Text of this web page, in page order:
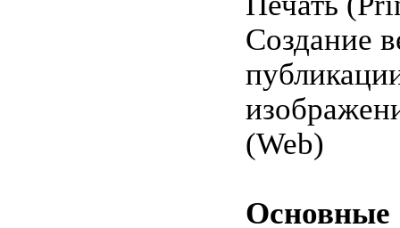
Создание
(Web)
Основные